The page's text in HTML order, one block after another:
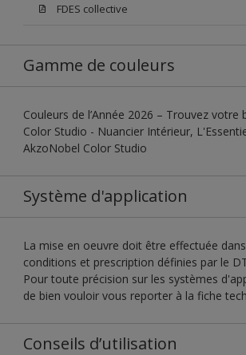
FDES collective
Gamme de couleurs
Couleurs de l’Année 2026 – Trouvez votre
Color Studio - Nuancier Intérieur,
AkzoNobel Color Studio
Système d'application
La mise en oeuvre doit être effectuée
conditions et prescription définies par le
Pour toute précision sur les systèmes
de bien vouloir vous reporter à la fiche
Conseils d’utilisation